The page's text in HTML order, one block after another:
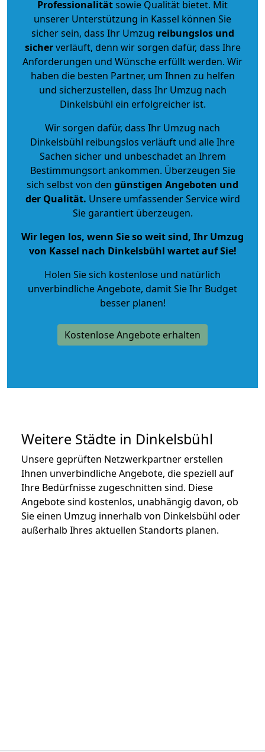
Professionalitätsowie Qualität bietet. Mit
unserer Unterstützung in Kassel können Sie
sicher sein, dass Ihr Umzug reibungslos und
sicherverläuft, denn wir sorgen dafür, dass Ihre
Anforderungen und Wünsche erfüllt werden. Wir
haben die besten Partner, um Ihnen zu helfen
und sicherzustellen, dass Ihr Umzug nach
Dinkelsbühl ein erfolgreicher ist.
Wir sorgen dafür, dass Ihr Umzug nach
Dinkelsbühl reibungslos verläuft und alle Ihre
Sachen sicher und unbeschadet an Ihrem
Bestimmungsort ankommen. Überzeugen Sie
sich selbst von den günstigen Angeboten und
der Qualität. Unsere umfassender Service wird
Sie garantiert überzeugen.
Wir legen los, wenn Sie so weit sind, Ihr Umzug
von Kassel nach Dinkelsbühl wartet auf Sie!
Holen Sie sich kostenlose und natürlich
unverbindliche Angebote, damit Sie Ihr Budget
besser planen!
Kostenlose Angebote erhalten
Weitere Städte in Dinkelsbühl
Unsere geprüften Netzwerkpartner erstellen
Ihnen unverbindliche Angebote, die speziell auf
Ihre Bedürfnisse zugeschnitten sind. Diese
Angebote sind kostenlos, unabhängig davon, ob
Sie einen Umzug innerhalb von Dinkelsbühl oder
außerhalb Ihres aktuellen Standorts planen.